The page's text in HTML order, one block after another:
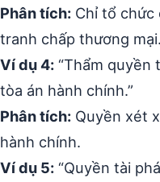
Phân tích: Chỉ tổ chức
tranh chấp thương mại.
Ví dụ 4: “Thẩm quyền
tòa án hành chính.”
Phân tích: Quyền xét
hành chính.
Ví dụ 5: “Quyền tài